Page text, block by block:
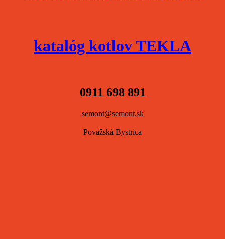
katalóg kotlov TEKLA
0911 698 891
semont@semont.sk
Považská Bystrica